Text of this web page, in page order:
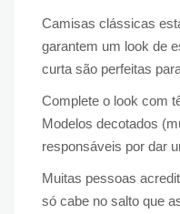
Camisas clássicas
garantem um look de
curta são perfeitas
Complete o look com
Modelos decotados
responsáveis ​​por dar
Muitas pessoas
só cabe no salto que